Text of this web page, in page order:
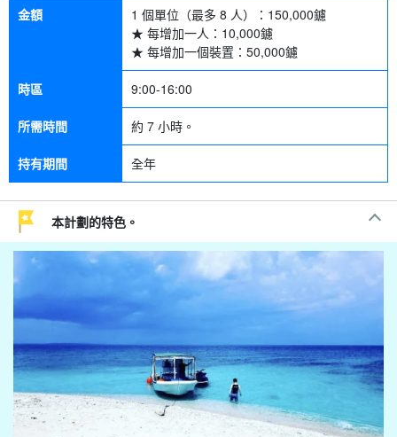
金額 1 個單位（最多 8 人）： 150,000鑢
★ 每增加一人： 10,000鑢
★ 每增加一個裝置： 50,000鑢
時區 9:00-16:00
所需時間 約 7 小時。
持有期間 全年
本計劃的特色。